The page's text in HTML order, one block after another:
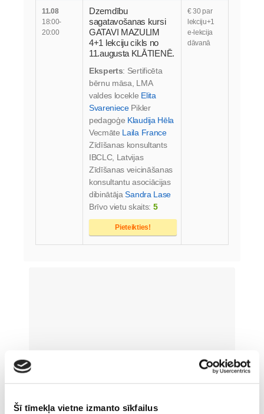
Šī tīmekļa vietne izmanto sīkfailus
11.08
18:00-
20:00
Dzemdību
sagatavošanas kursi
GATAVI MAZULIM
4+1 lekciju cikls no
11.augusta KLĀTIENĒ.
Eksperts: Sertificēta
bērnu māsa, LMA
valdes locekle Elita
SvareniecePikler
pedagoģe Klaudija Hēla
Vecmāte Laila France
Zīdīšanas konsultants
IBCLC, Latvijas
Zīdīšanas veicināšanas
konsultantu asociācijas
dibinātājaSandra Lase
Brīvo vietu skaits: 5
Pieteikties!
€ 30 par
lekciju+1
e-lekcija
dāvanā